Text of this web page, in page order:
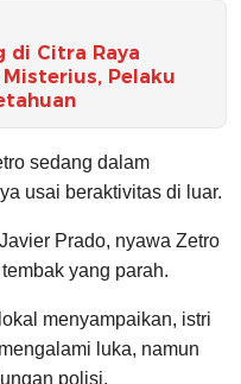
di Citra Raya
Pelaku
sedang dalam
usai beraktivitas di luar.
Prado, nyawa Zetro
yang parah.
menyampaikan, istri
luka, namun
polisi.